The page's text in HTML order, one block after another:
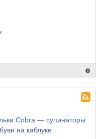
Cobra — супинаторы
на каблуке